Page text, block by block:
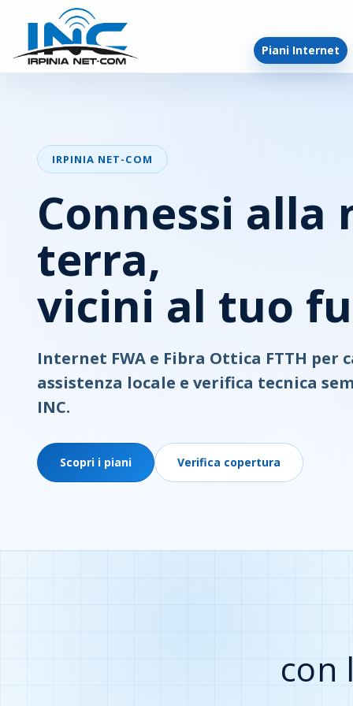
Piani Internet
IRPINIA NET-COM
Connessi alla
terra,
vicini al tuo
Internet FWA e Fibra Ottica FTTH per
assistenza locale e verifica tecnica
INC.
Scopri i piani Verifica copertura
con